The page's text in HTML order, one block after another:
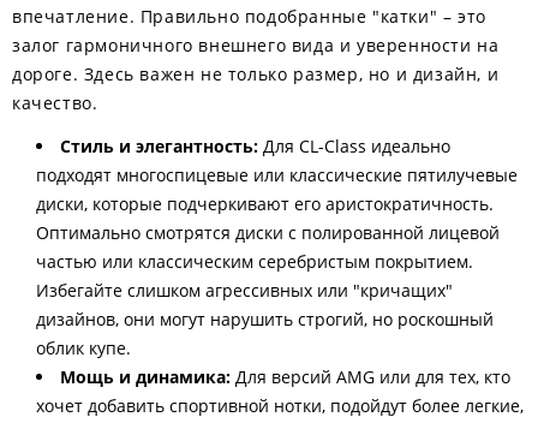
впечатление. Правильно подобранные "катки" – это
залог гармоничного внешнего вида и уверенности на
дороге. Здесь важен не только размер, но и дизайн, и
качество.
Стиль и элегантность: Для CL-Class идеально
подходят многоспицевые или классические пятилучевые
диски, которые подчеркивают его аристократичность.
Оптимально смотрятся диски с полированной лицевой
частью или классическим серебристым покрытием.
Избегайте слишком агрессивных или "кричащих"
дизайнов, они могут нарушить строгий, но роскошный
облик купе.
Мощь и динамика: Для версий AMG или для тех, кто
хочет добавить спортивной нотки, подойдут более легкие,